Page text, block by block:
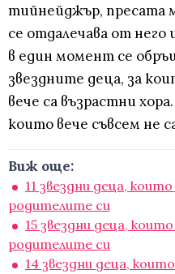
тийнейджър, пресата
се отдалечава от него
в един момент се
звездните деца, за
вече са възрастни
които вече съвсем не
Виж още:
11 звездни деца,
родителите си
15 звездни деца,
родителите си
14 звездни деца,